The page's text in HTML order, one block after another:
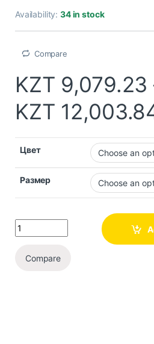
Availability:34 in stock
Compare
KZT 9,079.23
KZT
Цвет
Размер
Compare